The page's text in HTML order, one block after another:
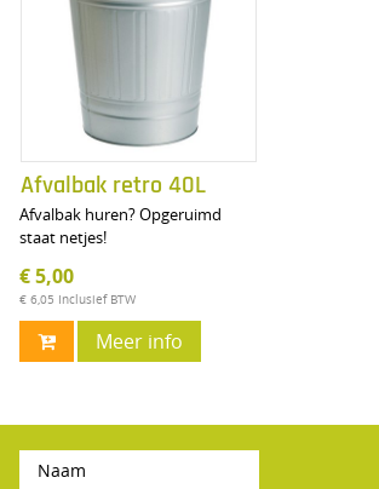
Afvalbak retro 40L
Afvalbak huren? Opgeruimd
staat netjes!
€ 5,00
€ 6,05 Inclusief BTW
Meer info